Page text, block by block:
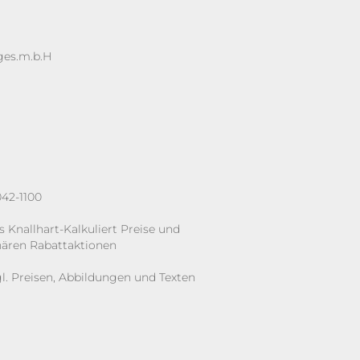
1100
Knallhart-Kalkuliert Preise und
Rabattaktionen
Preisen, Abbildungen und Texten